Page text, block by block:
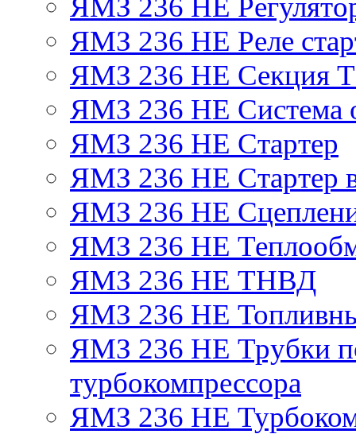
ЯМЗ 236 НЕ
ЯМЗ 236 НЕ Реле
ЯМЗ 236 НЕ Секция
ЯМЗ 236 НЕ Система
ЯМЗ 236 НЕ Стартер
ЯМЗ 236 НЕ Стартер
ЯМЗ 236 НЕ
ЯМЗ 236 НЕ
ЯМЗ 236 НЕ ТНВД
ЯМЗ 236 НЕ
ЯМЗ 236 НЕ Трубки
турбокомпрессора
ЯМЗ 236 НЕ